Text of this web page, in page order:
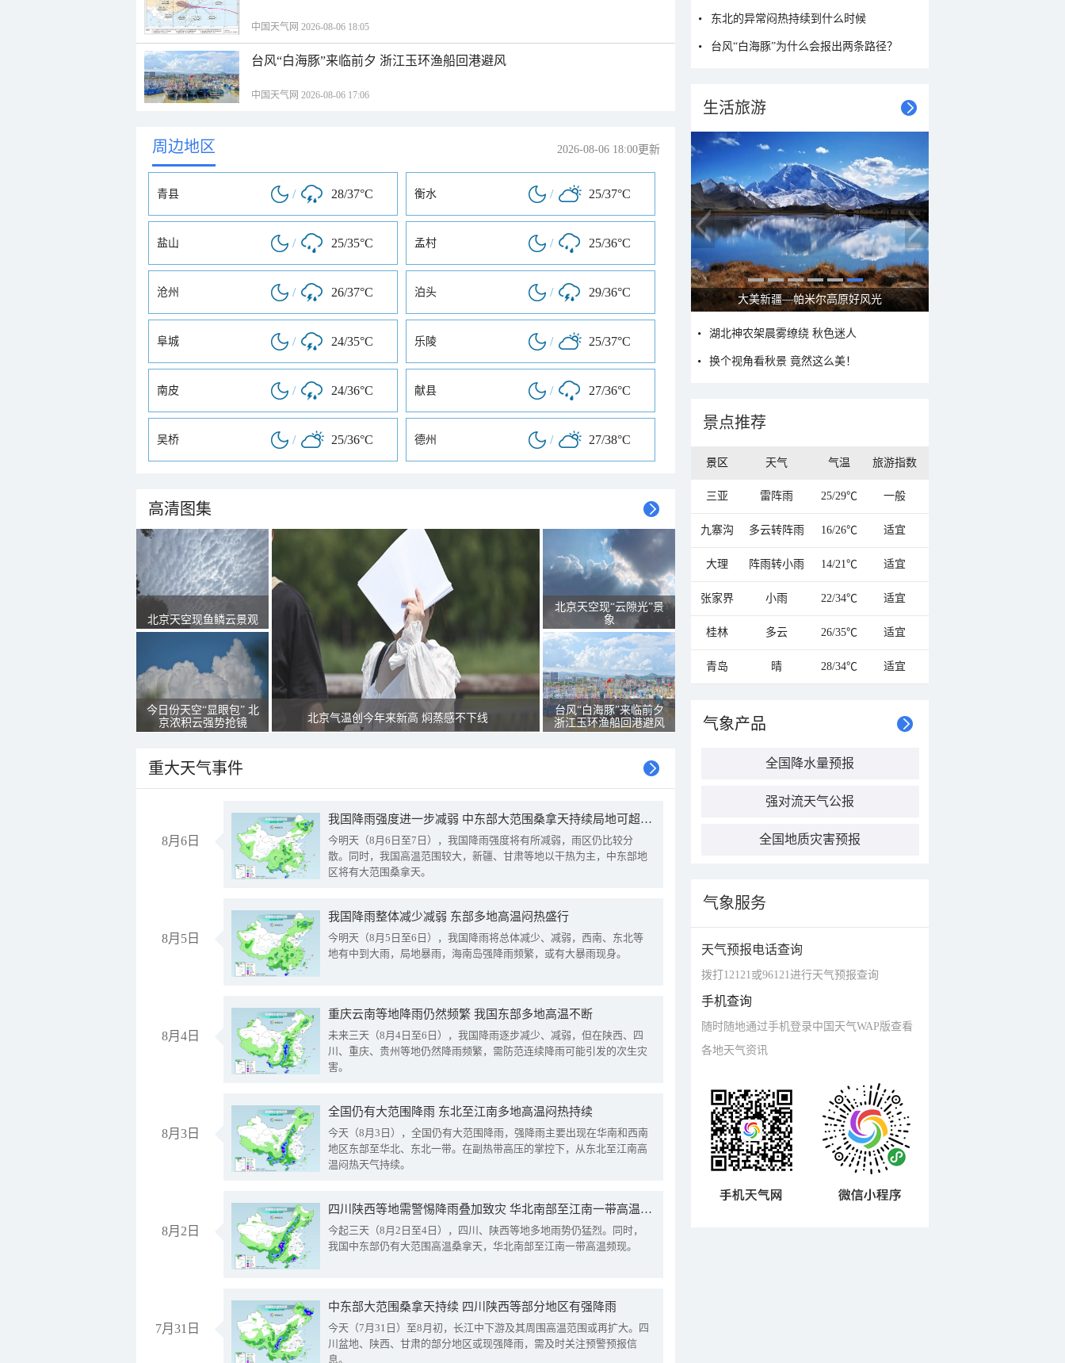
中国天气网 2026-08-06 18:05
台风“白海豚”来临前夕 浙江玉环渔船回港避风
中国天气网 2026-08-06 17:06
周边地区 2026-08-06 18:00更新
青县 / 28/37°C 衡水 / 25/37°C
盐山 / 25/35°C 孟村 / 25/36°C
沧州 / 26/37°C 泊头 / 29/36°C
阜城 / 24/35°C 乐陵 / 25/37°C
南皮 / 24/36°C 献县 / 27/36°C
吴桥 / 25/36°C 德州 / 27/38°C
高清图集
北京天空现鱼鳞云景观
今日份天空“显眼包” 北
京浓积云强势抢镜
北京气温创今年来新高 焖蒸感不下线
北京天空现“云隙光”景
象
台风“白海豚”来临前夕
浙江玉环渔船回港避风
重大天气事件
8月6日
我国降雨强度进一步减弱 中东部大范围桑拿天持续局地可超38℃
今明天（8月6日至7日），我国降雨强度将有所减弱，雨区仍比较分
散。同时，我国高温范围较大，新疆、甘肃等地以干热为主，中东部地
区将有大范围桑拿天。
8月5日
我国降雨整体减少减弱 东部多地高温闷热盛行
今明天（8月5日至6日），我国降雨将总体减少、减弱，西南、东北等
地有中到大雨，局地暴雨，海南岛强降雨频繁，或有大暴雨现身。
8月4日
重庆云南等地降雨仍然频繁 我国东部多地高温不断
未来三天（8月4日至6日），我国降雨逐步减少、减弱，但在陕西、四
川、重庆、贵州等地仍然降雨频繁，需防范连续降雨可能引发的次生灾
害。
8月3日
全国仍有大范围降雨 东北至江南多地高温闷热持续
今天（8月3日），全国仍有大范围降雨，强降雨主要出现在华南和西南
地区东部至华北、东北一带。在副热带高压的掌控下，从东北至江南高
温闷热天气持续。
8月2日
四川陕西等地需警惕降雨叠加致灾 华北南部至江南一带高温频现
今起三天（8月2日至4日），四川、陕西等地多地雨势仍猛烈。同时，
我国中东部仍有大范围高温桑拿天，华北南部至江南一带高温频现。
7月31日
中东部大范围桑拿天持续 四川陕西等部分地区有强降雨
今天（7月31日）至8月初，长江中下游及其周围高温范围或再扩大。四
川盆地、陕西、甘肃的部分地区或现强降雨，需及时关注预警预报信
息。
东北的异常闷热持续到什么时候
台风“白海豚”为什么会报出两条路径？
生活旅游
大美新疆—帕米尔高原好风光
湖北神农架晨雾缭绕 秋色迷人
换个视角看秋景 竟然这么美！
景点推荐
景区 天气 气温 旅游指数
三亚 雷阵雨 25/29℃ 一般
九寨沟 多云转阵雨 16/26℃ 适宜
大理 阵雨转小雨 14/21℃ 适宜
张家界 小雨 22/34℃ 适宜
桂林 多云 26/35℃ 适宜
青岛 晴 28/34℃ 适宜
气象产品
全国降水量预报
强对流天气公报
全国地质灾害预报
气象服务
天气预报电话查询
拨打12121或96121进行天气预报查询
手机查询
随时随地通过手机登录中国天气WAP版查看
各地天气资讯